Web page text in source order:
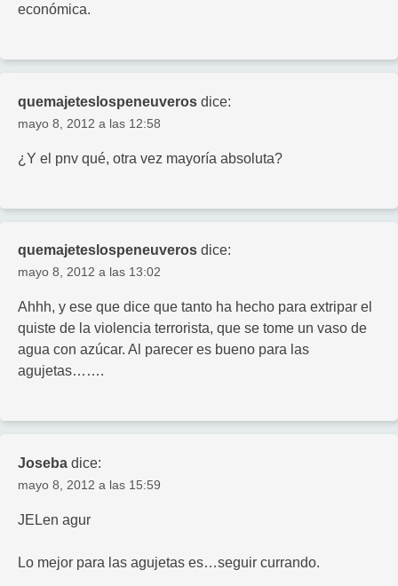
económica.
quemajeteslospeneuveros dice:
mayo 8, 2012 a las 12:58
¿Y el pnv qué, otra vez mayoría absoluta?
quemajeteslospeneuveros dice:
mayo 8, 2012 a las 13:02
Ahhh, y ese que dice que tanto ha hecho para extripar el
quiste de la violencia terrorista, que se tome un vaso de
agua con azúcar. Al parecer es bueno para las
agujetas…….
Joseba dice:
mayo 8, 2012 a las 15:59
JELen agur
Lo mejor para las agujetas es…seguir currando.